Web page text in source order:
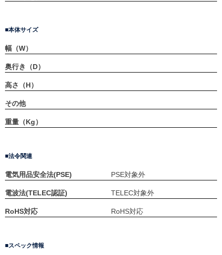
本体サイズ
幅（W）
奥行き（D）
高さ（H）
その他
重量（Kg）
法令関連
電気用品安全法(PSE) PSE対象外
電波法(TELEC認証) TELEC対象外
RoHS対応 RoHS対応
スペック情報